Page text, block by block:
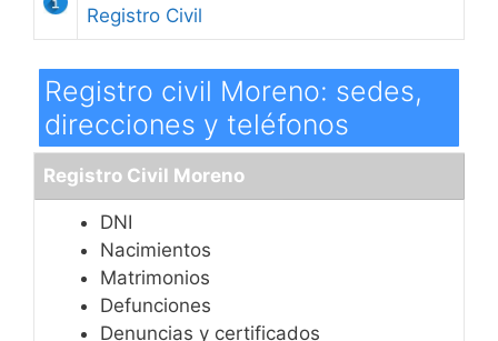
Registro Civil
Registro civil Moreno: sedes,
direcciones y teléfonos
Registro Civil Moreno
DNI
Nacimientos
Matrimonios
Defunciones
Denuncias y certificados